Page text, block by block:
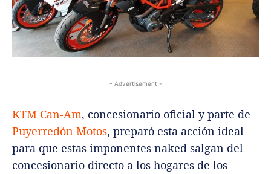
- Advertisement -
KTM Can-Am, concesionario oficial y parte de
Puyerredón Motos, preparó esta acción ideal
para que estas imponentes naked salgan del
concesionario directo a los hogares de los